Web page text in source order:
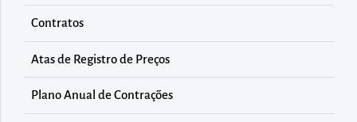
à
área
para
Contratos
Atas de Registro de Preços
Plano Anual de Contrações